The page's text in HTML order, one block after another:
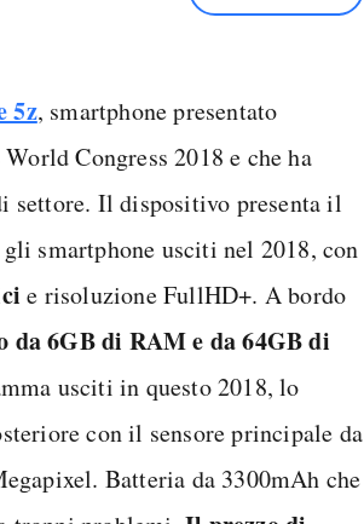
5z, smartphone presentato
Congress 2018 e che ha
settore. Il dispositivo presenta il
smartphone usciti nel 2018, con
e risoluzione FullHD+. A bordo
da 6GB di RAM e da 64GB di
usciti in questo 2018, lo
con il sensore principale da
Batteria da 3300mAh che